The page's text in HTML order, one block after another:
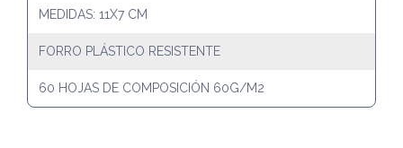
MEDIDAS: 11X7 CM
FORRO PLÁSTICO RESISTENTE
60 HOJAS DE COMPOSICIÓN 60G/M2